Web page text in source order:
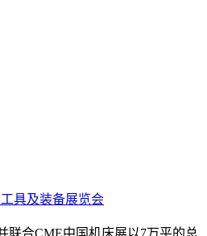
具及装备展览会
联合CME中国机床展以7万平的总